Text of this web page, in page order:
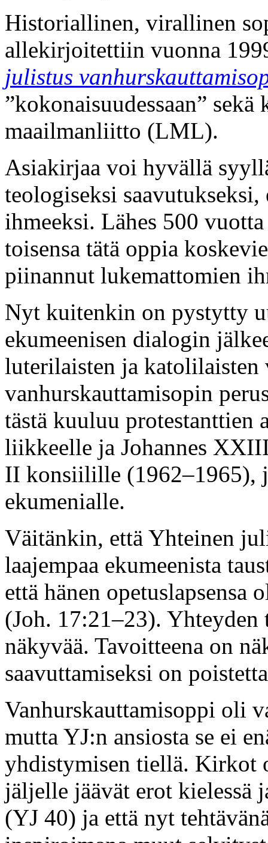
Historiallinen, virallinen
allekirjoitettiin vuonna
julistus
”kokonaisuudessaan”
maailmanliitto (LML).
Asiakirjaa voi hyvällä
teologiseksi saavutukseksi,
ihmeeksi. Lähes 500
toisensa tätä oppia
piinannut lukemattomien
Nyt kuitenkin on pystytty
ekumeenisen dialogin
luterilaisten ja
vanhurskauttamisopin
tästä kuuluu protestanttien
liikkeelle ja Johannes
II konsiilille (1962–1965),
ekumenialle.
Väitänkin, että Yhteinen
laajempaa ekumeenista
että hänen
(Joh. 17:21–23).
näkyvää. Tavoitteena on
saavuttamiseksi on
Vanhurskauttamisoppi oli
mutta YJ:n ansiosta se ei
yhdistymisen tiellä. Kirkot
jäljelle jäävät erot kielessä
(YJ 40) ja että nyt